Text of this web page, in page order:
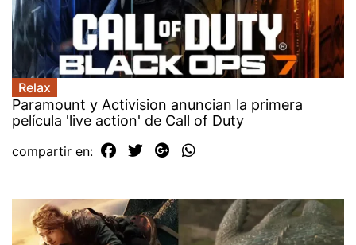
Relax
Paramount y Activision anuncian la primera
película 'live action' de Call of Duty
compartir en: